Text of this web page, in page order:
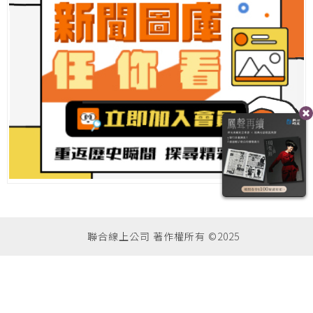
聯合線上公司 著作權所有 ©2025